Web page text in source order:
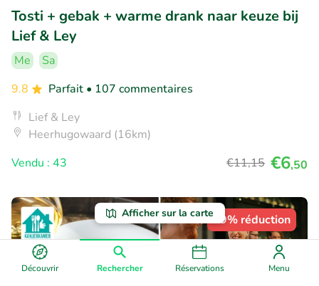
Découvrir Rechercher Réservations Menu
Afficher sur la carte
Tosti + gebak + warme drank naar keuze bij
Lief & Ley
Me
Sa
9.8
Parfait • 107 commentaires
Lief & Ley
Heerhugowaard (16km)
Vendu : 43
€11,15 €6,50
29% réduction